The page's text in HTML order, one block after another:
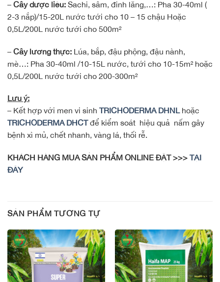
– Cây dược liệu: Sachi, sâm, đinh lăng,…: Pha 30-40ml (
2-3 nắp)/15-20L nước tưới cho 10 – 15 chậu Hoặc
0,5L/200L nước tưới cho 500m²
– Cây lương thực: Lúa, bắp, đậu phộng, đậu nành,
mè…: Pha 30-40ml /10-15L nước, tưới cho 10-15m² hoặc
0,5L/200L nước tưới cho 200-300m²
Lưu ý:
– Kết hợp với men vi sinh TRICHODERMA DHNLhoặc
TRICHODERMA DHCTđể kiểm soát hiệu quả nấm gây
bệnh xì mủ, chết nhanh, vàng lá, thối rễ.
KHÁCH HÀNG MUA SẢN PHẨM ONLINE ĐẶT >>> TẠI
ĐÂY
SẢN PHẨM TƯƠNG TỰ